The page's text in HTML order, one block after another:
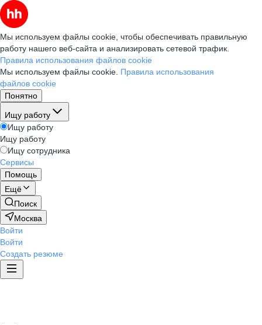
Мы используем файлы cookie, чтобы обеспечивать правильную
работу нашего веб-сайта и анализировать сетевой трафик.
Правила использования файлов cookie
Мы используем файлы cookie. Правила использования
файлов cookie
Понятно
Ищу работу
Ищу работу
Ищу работу
Ищу сотрудника
Сервисы
Помощь
Ещё
Поиск
Москва
Войти
Войти
Создать резюме